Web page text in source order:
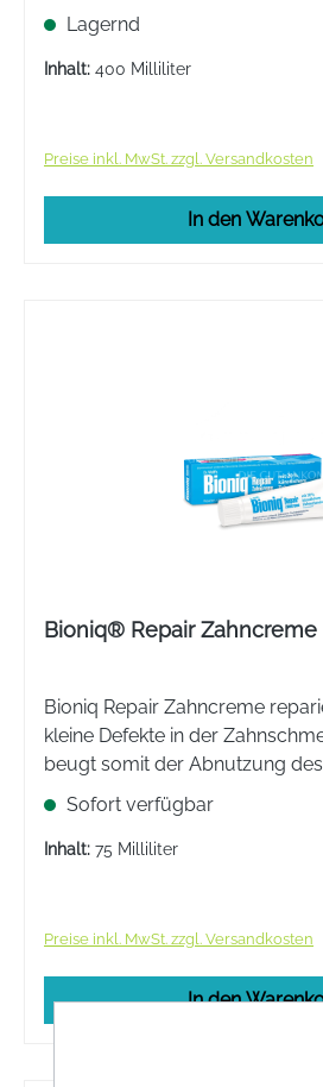
täglichen Zahn- und
Alkohol.
Lagernd
Inhalt: 400 Milliliter
Preise inkl. MwSt. zzgl. Versandkosten
In den
Bioniq® Repair Zahncreme
Bioniq Repair Zahncreme
kleine Defekte in der
beugt somit der Abnutzung des
Neubildung von Zahnbelag und
reduziert, Karies- und
vorgebeugt.
Sofort verfügbar
Inhalt: 75 Milliliter
Preise inkl. MwSt. zzgl. Versandkosten
In den